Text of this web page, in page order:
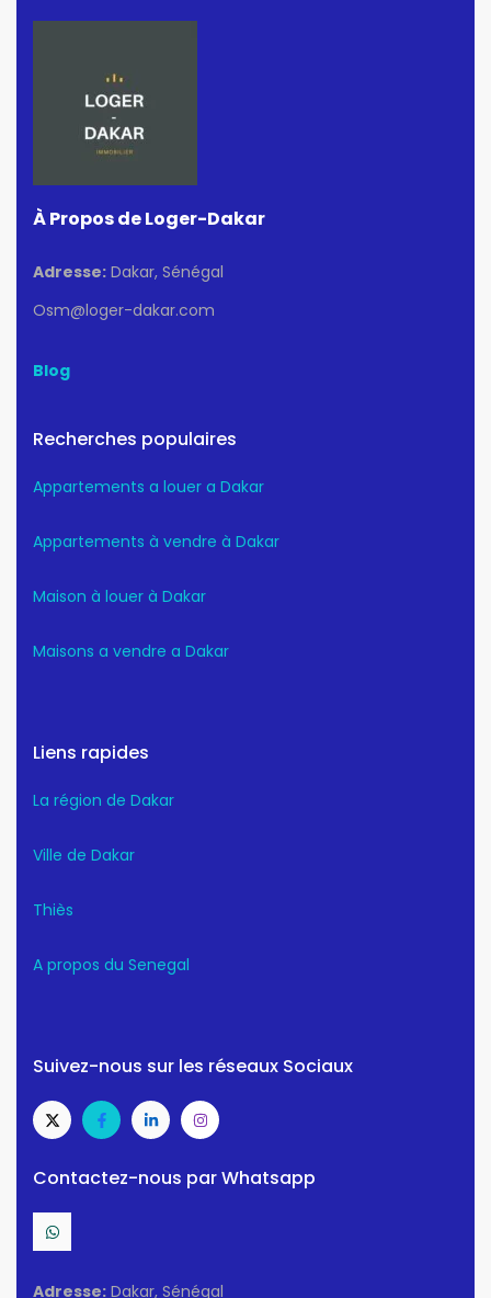
À Propos de Loger-Dakar
Adresse: Dakar, Sénégal
Osm@loger-dakar.com
Blog
Recherches populaires
Appartements a louer a Dakar
Appartements à vendre à Dakar
Maison à louer à Dakar
Maisons a vendre a Dakar
Liens rapides
La région de Dakar
Ville de Dakar
Thiès
A propos du Senegal
Suivez-nous sur les réseaux Sociaux
Contactez-nous par Whatsapp
Adresse: Dakar, Sénégal